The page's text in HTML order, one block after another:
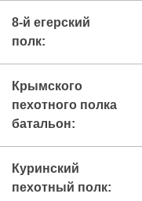
8-й егерский
полк:
Крымского
пехотного полка
батальон:
Куринский
пехотный полк: